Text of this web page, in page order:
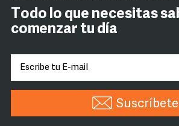
Todo lo que necesitas
comenzar tu día
Suscríbete